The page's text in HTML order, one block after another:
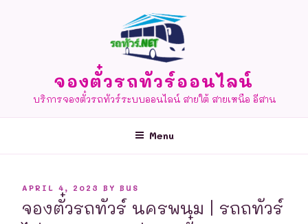
จองตั๋วรถทัวร์ออนไลน์
บริการจองตั๋วรถทัวร์ระบบออนไลน์ สายใต้ สายเหนือ อีสาน
Menu
POSTED
APRIL 4, 2023 BY BUS
จองตั๋วรถทัวร์ นครพนม | รถถทัวร์